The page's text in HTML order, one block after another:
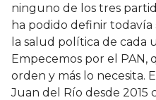
ninguno de los tres
ha podido definir
la salud política de cada
Empecemos por el PAN,
orden y más lo necesita.
Juan del Río desde